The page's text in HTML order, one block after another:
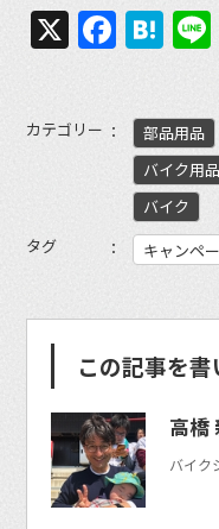
X
カテゴリー 部品用品
バイク用品
バイク
タグ
キャンペ
この記事を書
高橋
バイク